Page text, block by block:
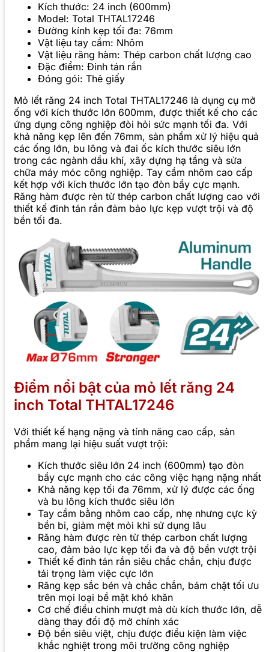
Kích thước: 24 inch (600mm)
Model: Total THTAL17246
Đường kính kẹp tối đa: 76mm
Vật liệu tay cầm: Nhôm
Vật liệu răng hàm: Thép carbon chất lượng cao
Đặc điểm: Đinh tán rắn
Đóng gói: Thẻ giấy
Mỏ lết răng 24 inch Total THTAL17246 là dụng cụ mở
ống với kích thước lớn 600mm, được thiết kế cho các
ứng dụng công nghiệp đòi hỏi sức mạnh tối đa. Với
khả năng kẹp lên đến 76mm, sản phẩm xử lý hiệu quả
các ống lớn, bu lông và đai ốc kích thước siêu lớn
trong các ngành dầu khí, xây dựng hạ tầng và sửa
chữa máy móc công nghiệp. Tay cầm nhôm cao cấp
kết hợp với kích thước lớn tạo đòn bẩy cực mạnh.
Răng hàm được rèn từ thép carbon chất lượng cao với
thiết kế đinh tán rắn đảm bảo lực kẹp vượt trội và độ
bền tối đa.
Điểm nổi bật của mỏ lết răng 24
inch Total THTAL17246
Với thiết kế hạng nặng và tính năng cao cấp, sản
phẩm mang lại hiệu suất vượt trội:
Kích thước siêu lớn 24 inch (600mm) tạo đòn
bẩy cực mạnh cho các công việc hạng nặng nhất
Khả năng kẹp tối đa 76mm, xử lý được các ống
và bu lông kích thước siêu lớn
Tay cầm bằng nhôm cao cấp, nhẹ nhưng cực kỳ
bền bỉ, giảm mệt mỏi khi sử dụng lâu
Răng hàm được rèn từ thép carbon chất lượng
cao, đảm bảo lực kẹp tối đa và độ bền vượt trội
Thiết kế đinh tán rắn siêu chắc chắn, chịu được
tải trọng làm việc cực lớn
Răng kẹp sắc bén và chắc chắn, bám chặt tối ưu
trên mọi loại bề mặt khó khăn
Cơ chế điều chỉnh mượt mà dù kích thước lớn, dễ
dàng thay đổi độ mở chính xác
Độ bền siêu việt, chịu được điều kiện làm việc
khắc nghiệt trong môi trường công nghiệp